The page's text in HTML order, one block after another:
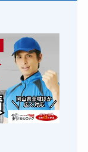
16,500円～(税込)
8,800円～(税込)
8,800円～(税込)
14,300円～(税込)
11,000円～(税込)